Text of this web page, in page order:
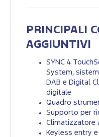
PRINCIPALI
AGGIUNTIVI
SYNC 4
System,
DAB e Digital
digitale
Quadro
Supporto per
Climatizzatore
Keyless entry